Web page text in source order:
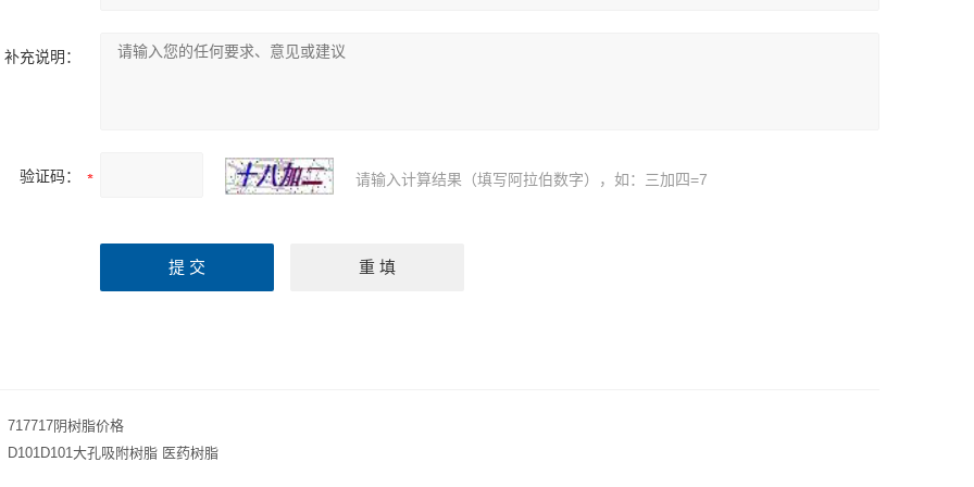
补充说明：
验证码： 请输入计算结果（填写阿拉伯数字），如：三加四=7
717717阴树脂价格
D101D101大孔吸附树脂 医药树脂